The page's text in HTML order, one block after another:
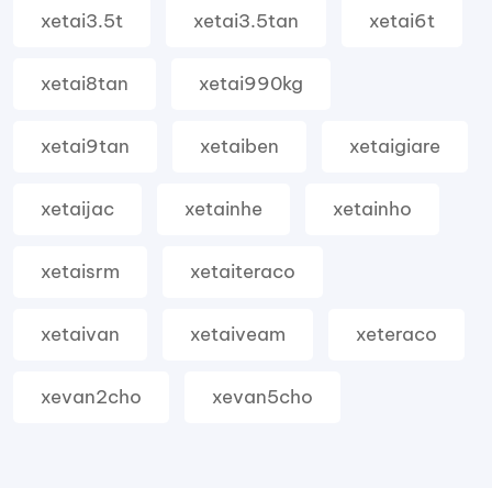
xetai3.5t xetai3.5tan xetai6t
xetai8tan xetai990kg
xetai9tan xetaiben xetaigiare
xetaijac xetainhe xetainho
xetaisrm xetaiteraco
xetaivan xetaiveam xeteraco
xevan2cho xevan5cho